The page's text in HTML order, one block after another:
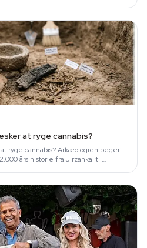
at ryge cannabis?
ryge cannabis? Arkæologien peger
års historie fra Jirzankal til